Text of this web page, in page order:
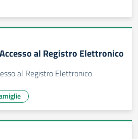
al Registro Elettronico
al Registro Elettronico